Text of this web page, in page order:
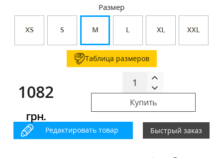
Размер
XS S M L XL XXL
Таблица размеров
1082
грн.
Купить
Редактировать товар Быстрый заказ